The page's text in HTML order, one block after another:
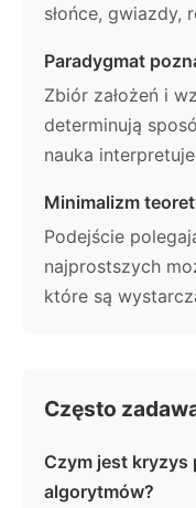
słońce, gwiazdy,
Paradygmat
Zbiór założeń i
determinują
nauka
Minimalizm
Podejście
najprostszych
które są
Często
Czym jest kryzys
algorytmów?